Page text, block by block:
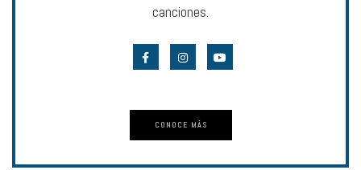
canciones.
CONOCE MÁS